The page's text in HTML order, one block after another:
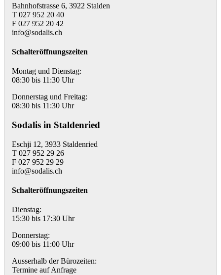
Bahnhofstrasse 6, 3922 Stalden
T 027 952 20 40
F 027 952 20 42
info@sodalis.ch
Schalteröffnungszeiten
Montag und Dienstag:
08:30 bis 11:30 Uhr
Donnerstag und Freitag:
08:30 bis 11:30 Uhr
Sodalis in Staldenried
Eschji 12, 3933 Staldenried
T 027 952 29 26
F 027 952 29 29
info@sodalis.ch
Schalteröffnungszeiten
Dienstag:
15:30 bis 17:30 Uhr
Donnerstag:
09:00 bis 11:00 Uhr
Ausserhalb der Bürozeiten:
Termine auf Anfrage